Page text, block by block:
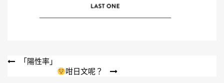
文
「陽性率」
咁日文呢？